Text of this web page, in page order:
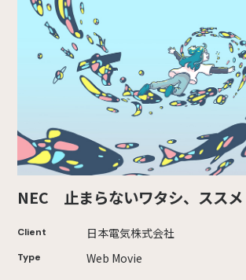
NEC 止まらないワタシ、ススメ
Client 日本電気株式会社
Type Web Movie